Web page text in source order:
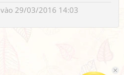
vào 29/03/2016 14:03